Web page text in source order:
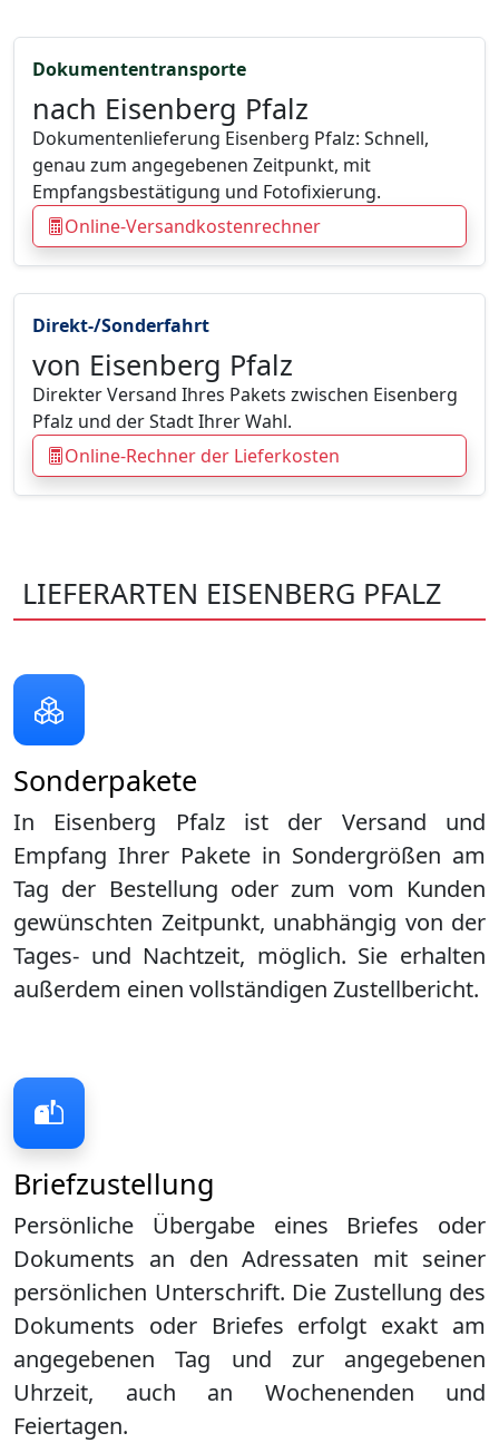
Direkt-/Sonderfahrt
von Eisenberg Pfalz
Direkter Versand Ihres Pakets zwischen Eisenberg
Pfalz und der Stadt Ihrer Wahl.
Online-Rechner der Lieferkosten
Dokumententransporte
nach Eisenberg Pfalz
Dokumentenlieferung Eisenberg Pfalz: Schnell,
genau zum angegebenen Zeitpunkt, mit
Empfangsbestätigung und Fotofixierung.
Online-Versandkostenrechner
LIEFERARTEN EISENBERG PFALZ
Briefzustellung
Persönliche Übergabe eines Briefes oder
Dokuments an den Adressaten mit seiner
persönlichen Unterschrift. Die Zustellung des
Dokuments oder Briefes erfolgt exakt am
angegebenen Tag und zur angegebenen
Uhrzeit, auch an Wochenenden und
Feiertagen.
Sonderpakete
In Eisenberg Pfalz ist der Versand und
Empfang Ihrer Pakete in Sondergrößen am
Tag der Bestellung oder zum vom Kunden
gewünschten Zeitpunkt, unabhängig von der
Tages- und Nachtzeit, möglich. Sie erhalten
außerdem einen vollständigen Zustellbericht.